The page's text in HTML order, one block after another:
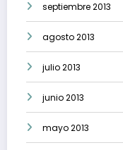
septiembre 2013
agosto 2013
julio 2013
junio 2013
mayo 2013